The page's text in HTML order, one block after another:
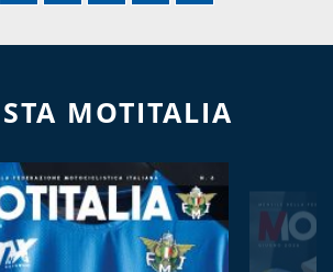
MOTITALIA